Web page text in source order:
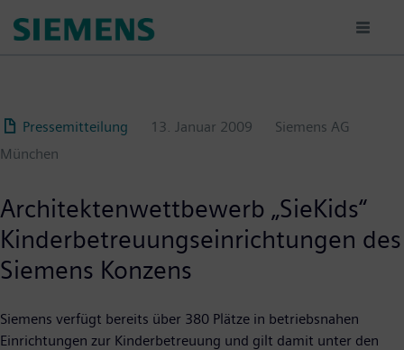
para
Pressemitteilung
13. Januar 2009
Siemens AG
München
Architektenwettbewerb „SieKids“
Kinderbetreuungseinrichtungen des
Siemens Konzens
Siemens verfügt bereits über 380 Plätze in betriebsnahen
Einrichtungen zur Kinderbetreuung und gilt damit unter den